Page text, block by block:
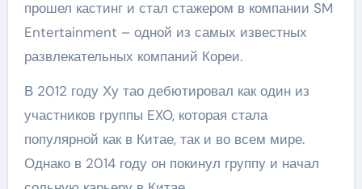
прошел кастинг и стал стажером в компании SM
Entertainment – одной из самых известных
развлекательных компаний Кореи.
В 2012 году Ху тао дебютировал как один из
участников группы EXO, которая стала
популярной как в Китае, так и во всем мире.
Однако в 2014 году он покинул группу и начал